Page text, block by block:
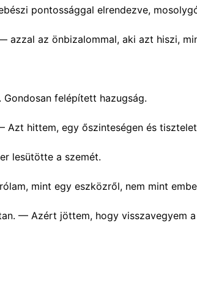
pontossággal elrendezve,
az önbizalommal, aki azt hiszi,
felépített hazugság.
hittem, egy őszinteségen és
lesütötte a szemét.
mint egy eszközről, nem mint
— Azért jöttem, hogy visszavegyem a